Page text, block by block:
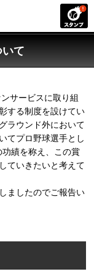
て
サービスに取り組
する制度を設けてい
ラウンド外において
てプロ野球選手とし
績を称え、この賞
ていきたいと考えて
ましたのでご報告い